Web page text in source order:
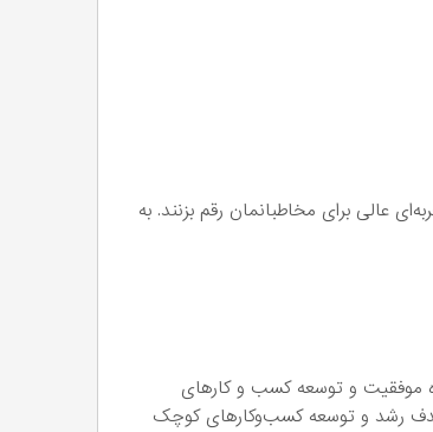
عالی برای مخاطبانمان رقم بزنند. به
موفقیت و توسعه کسب و کارهای
هدف رشد و توسعه کسب‌وکارهای کوچک